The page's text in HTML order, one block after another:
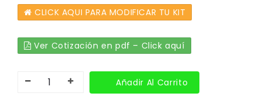
CLICK AQUI PARA MODIFICAR TU KIT
Ver Cotización en pdf – Click aquí
Añadir Al Carrito